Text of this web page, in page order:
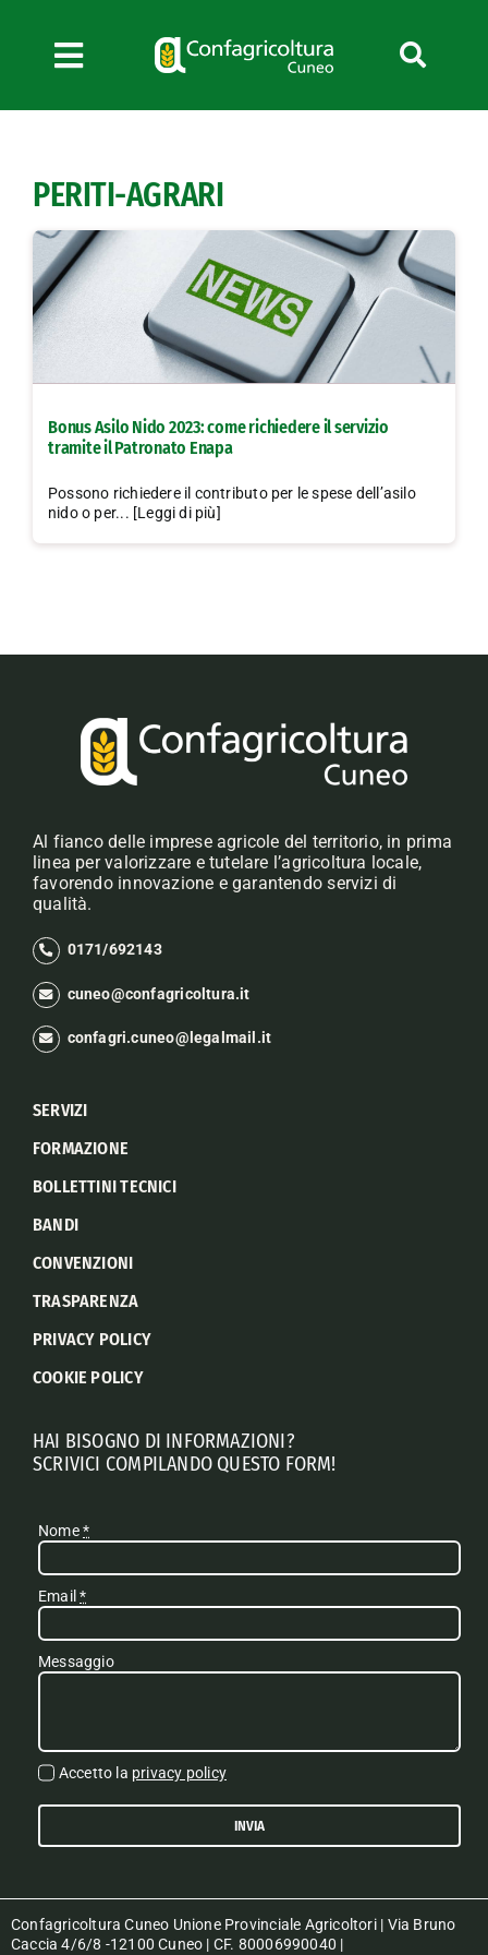
contenuto
Toggle
Navigation
News
Bandi
Formazione
Convenzioni
L’Agricoltore cuneese
Lavora con noi
PERITI-AGRARI
Bonus Asilo Nido 2023: come richiedere il servizio
tramite il Patronato Enapa
Possono richiedere il contributo per le spese dell’asilo
nido o per... [Leggi di più]
Al fianco delle imprese agricole del territorio, in prima
linea per valorizzare e tutelare l’agricoltura locale,
favorendo innovazione e garantendo servizi di
qualità.
0171/692143
cuneo@confagricoltura.it
confagri.cuneo@legalmail.it
SERVIZI
FORMAZIONE
BOLLETTINI TECNICI
BANDI
CONVENZIONI
TRASPARENZA
PRIVACY POLICY
COOKIE POLICY
HAI BISOGNO DI INFORMAZIONI?
SCRIVICI COMPILANDO QUESTO FORM!
Nome*
Email*
Messaggio
Accetto la privacy policy
INVIA
Confagricoltura Cuneo Unione Provinciale Agricoltori | Via Bruno
Caccia 4/6/8 -12100 Cuneo | CF. 80006990040 |